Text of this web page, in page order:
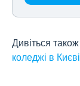
Дивіться також
коледжі в Києві